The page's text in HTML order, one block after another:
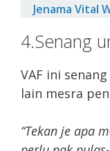
Jenama Vital
4.Senang
VAF ini
lain mesra
“Tekan je apa